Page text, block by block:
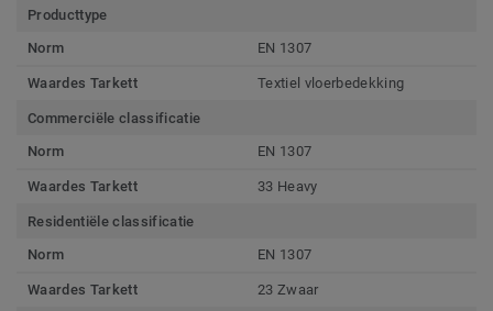
Producttype
Norm
EN 1307
Waardes Tarkett Textiel vloerbedekking
Commerciële classificatie
Norm
EN 1307
Waardes Tarkett 33 Heavy
Residentiële classificatie
Norm
EN 1307
Waardes Tarkett 23 Zwaar